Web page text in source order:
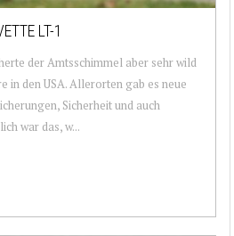
LT-1
der Amtsschimmel aber sehr wild
in den USA. Allerorten gab es neue
Sicherheit und auch
war das, w...